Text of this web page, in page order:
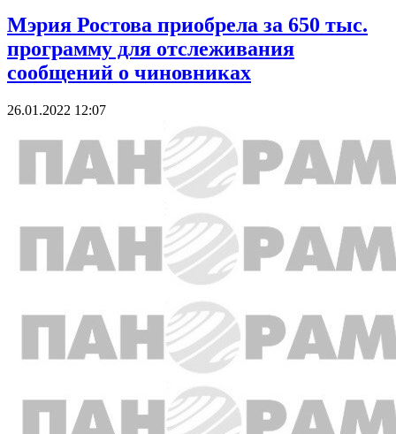
Мэрия Ростова приобрела за 650 тыс.
программу для отслеживания
сообщений о чиновниках
26.01.2022 12:07